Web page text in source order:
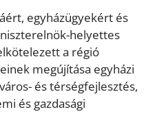
egyházügyekért és
helyettes
a régió
megújítása egyházi
és térségfejlesztés,
és gazdasági